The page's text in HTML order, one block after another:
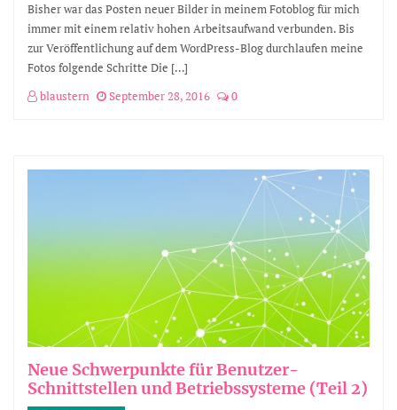
Bisher war das Posten neuer Bilder in meinem Fotoblog für mich
immer mit einem relativ hohen Arbeitsaufwand verbunden. Bis
zur Veröffentlichung auf dem WordPress-Blog durchlaufen meine
Fotos folgende Schritte Die […]
blaustern
September 28, 2016 0
Neue Schwerpunkte für Benutzer-
Schnittstellen und Betriebssysteme (Teil 2)